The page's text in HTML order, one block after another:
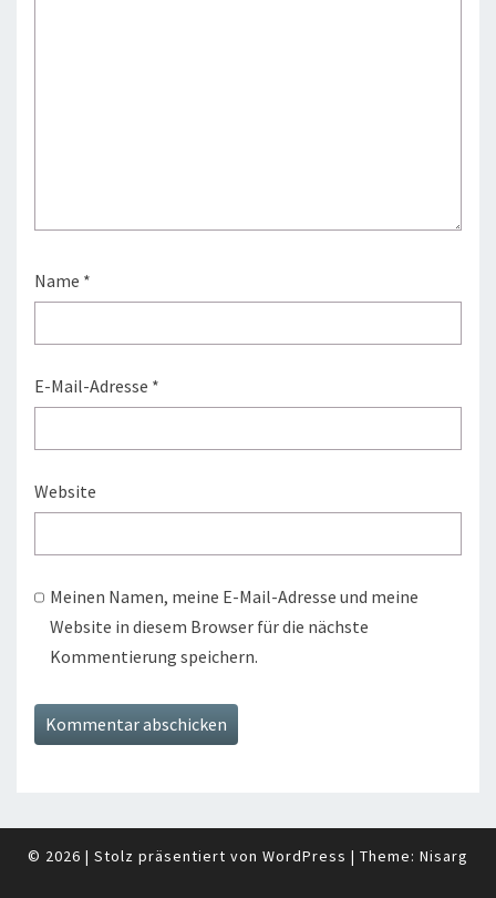
Name *
E-Mail-Adresse *
Website
Meinen Namen, meine E-Mail-Adresse und meine
Website in diesem Browser für die nächste
Kommentierung speichern.
© 2026 | Stolz präsentiert von WordPress | Theme: Nisarg